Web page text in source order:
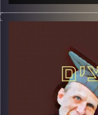
עם פרופסור בועז בן-